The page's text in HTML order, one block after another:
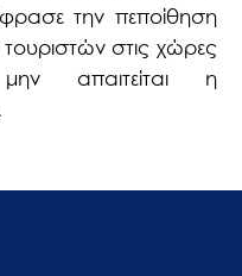
την πεποίθηση
στις χώρες
απαιτείται η